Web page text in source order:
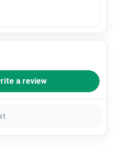
a review